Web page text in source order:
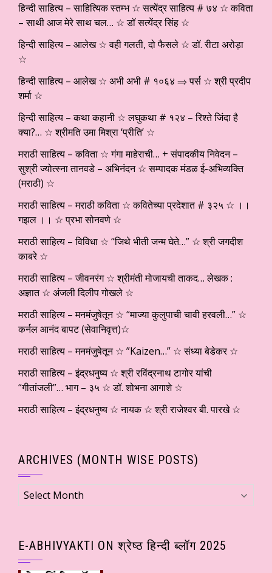
हिन्दी साहित्य – साहित्यिक स्तम्भ ☆ सत्येंद्र साहित्य # ७४ ☆ कविता
– साथी आज मेरे साथ चल… ☆ डॉ सत्येंद्र सिंह ☆
हिन्दी साहित्य – आलेख ☆ वही गलती, दो फैसले ☆ डॉ. रीटा अरोड़ा
☆
हिन्दी साहित्य – आलेख ☆ अभी अभी # १०६४ ⇒ पर्स ☆ श्री प्रदीप
शर्मा ☆
हिन्दी साहित्य – कथा कहानी ☆ लघुकथा # १२४ – रिश्ते जिंदा है
क्या?… ☆ श्रीमति उमा मिश्रा ‘प्रीति’ ☆
मराठी साहित्य – कविता ☆ गंगा माहेराची… + संपादकीय निवेदन –
सुश्री ज्योत्स्ना तानवडे – अभिनंदन ☆ सम्पादक मंडळ ई-अभिव्यक्ति
(मराठी) ☆
मराठी साहित्य – मराठी कविता ☆ कवितेच्या प्रदेशात # ३२५ ☆ ।।
गझल ।। ☆ प्रभा सोनवणे ☆
मराठी साहित्य – विविधा ☆ “जिथे भीती जन्म घेते…” ☆ श्री जगदीश
काबरे ☆
मराठी साहित्य – जीवनरंग ☆ श्रीमंती मोजायची ताकद… लेखक :
अज्ञात ☆ अंजली दिलीप गोखले ☆
मराठी साहित्य – मनमंजुषेतून ☆ “माज्या कुलुपाची चावी हरवली…” ☆
कर्नल आनंद बापट (सेवानिवृत्त)☆
मराठी साहित्य – मनमंजुषेतून ☆ ”Kaizen…” ☆ संध्या बेडेकर ☆
मराठी साहित्य – इंद्रधनुष्य ☆ श्री रविंद्रनाथ टागोर यांची
“गीतांजली”… भाग – ३५ ☆ डॉ. शोभना आगाशे ☆
मराठी साहित्य – इंद्रधनुष्य ☆ नायक ☆ श्री राजेश्वर बी. पारखे ☆
ARCHIVES (MONTH WISE POSTS)
Archives
(Month
E-ABHIVYAKTI ON श्रेष्ठ हिन्दी ब्लॉग 2025